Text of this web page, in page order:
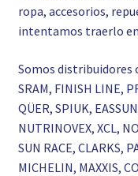
ropa, accesorios,
intentamos traerlo
Somos distribuidores
SRAM, FINISH LINE,
QÜER, SPIUK,
NUTRINOVEX, XCL,
SUN RACE, CLARKS,
MICHELIN, MAXXIS,